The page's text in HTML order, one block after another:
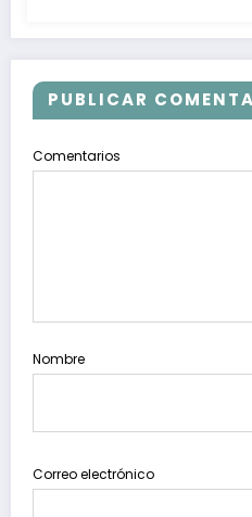
PUBLICAR
Comentarios
Nombre
Correo electrónico